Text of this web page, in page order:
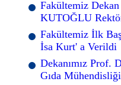
Fakültemiz
KUTOĞLU Rektör
Fakültemiz İlk
İsa Kurt' a Verildi
Dekanımız Prof.
Gıda